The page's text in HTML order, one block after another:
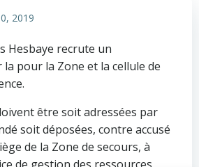
2019
Hesbaye recrute un
pour la Zone et la cellule de
être soit adressées par
soit déposées, contre accusé
de la Zone de secours, à